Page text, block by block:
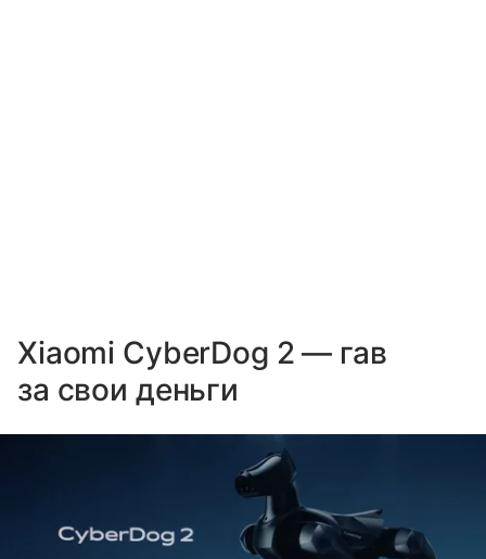
Xiaomi CyberDog 2 — гав
за свои деньги